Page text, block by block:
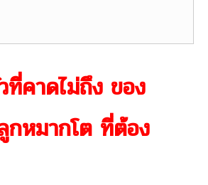
ที่คาดไม่ถึง ของ
กหมากโต ที่ต้อง